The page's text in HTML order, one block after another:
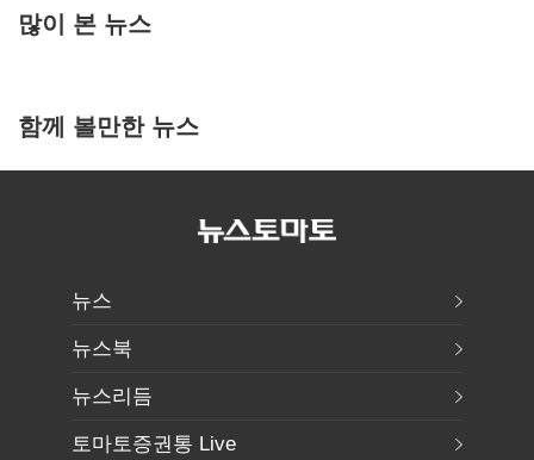
많이 본 뉴스
함께 볼만한 뉴스
뉴스
뉴스북
뉴스리듬
토마토증권통 Live